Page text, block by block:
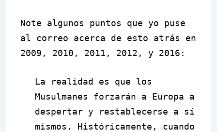
Note algunos puntos que yo puse
al correo acerca de esto atrás en
2009, 2010, 2011, 2012, y 2016:
La realidad es que los
Musulmanes forzarán a Europa a
despertar y restablecerse a sí
mismos. Históricamente, cuando